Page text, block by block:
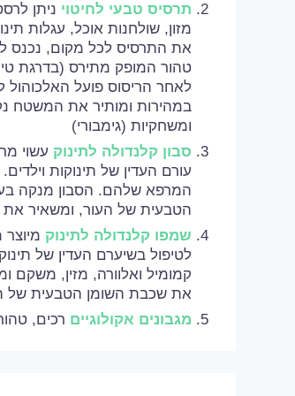
תרסיס טבעי לחיטוי ניתן
מזון, שולחנות אוכל, עגלות
את התרסיס לכל מקום, נכנס
טהור המופק מתירס (בדרגת
במהירות ומותיר את המשטח
ומשחקיות (גימבורי)
סבון קלנדולה לתינוק עשוי
עורם העדין של תינוקות
המרפא שלהם. הסבון מנקה
הטבעית של העור, ומשאיר את
שמפו קלנדולה לתינוק מיוצר
לטיפול בשיערם העדין של
קמומיל ואלוורה, מזין, משקם
את שכבת השומן הטבעית של
מגבונים אקולוגיים רכים,